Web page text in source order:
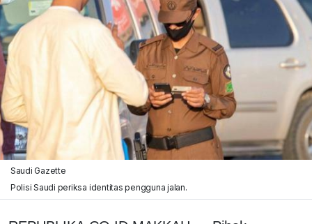
Saudi Gazette
Polisi Saudi periksa identitas pengguna jalan.